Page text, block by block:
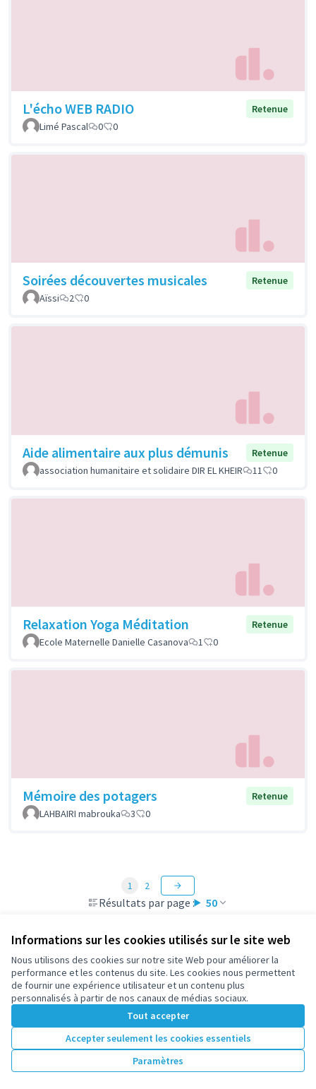
Informations sur les cookies utilisés sur le site web
Nous utilisons des cookies sur notre site Web pour améliorer la
performance et les contenus du site. Les cookies nous permettent
de fournir une expérience utilisateur et un contenu plus
personnalisés à partir de nos canaux de médias sociaux.
Tout accepter
Accepter seulement les cookies essentiels
Paramètres
L'écho WEB RADIO
Retenue
Limé Pascal
0 0
Soirées découvertes musicales
Retenue
Aïssi
2 0
Aide alimentaire aux plus démunis
Retenue
association humanitaire et solidaire DIR EL KHEIR
11 0
Relaxation Yoga Méditation
Retenue
Ecole Maternelle Danielle Casanova
1 0
Mémoire des potagers
Retenue
LAHBAIRI mabrouka
3 0
Résultats par page : 50
1 2
Voir toutes les propositions retirées
Conditions d'utilisation
participez.nanterre.fr sur X
(Lien externe)
participez.nanterre.fr sur Facebook
participez.nanterre.fr sur Instagram
participez.nanterre.fr sur YouTube
(Lien externe)
participez.nanterre.fr sur GitHub
(Lien externe)